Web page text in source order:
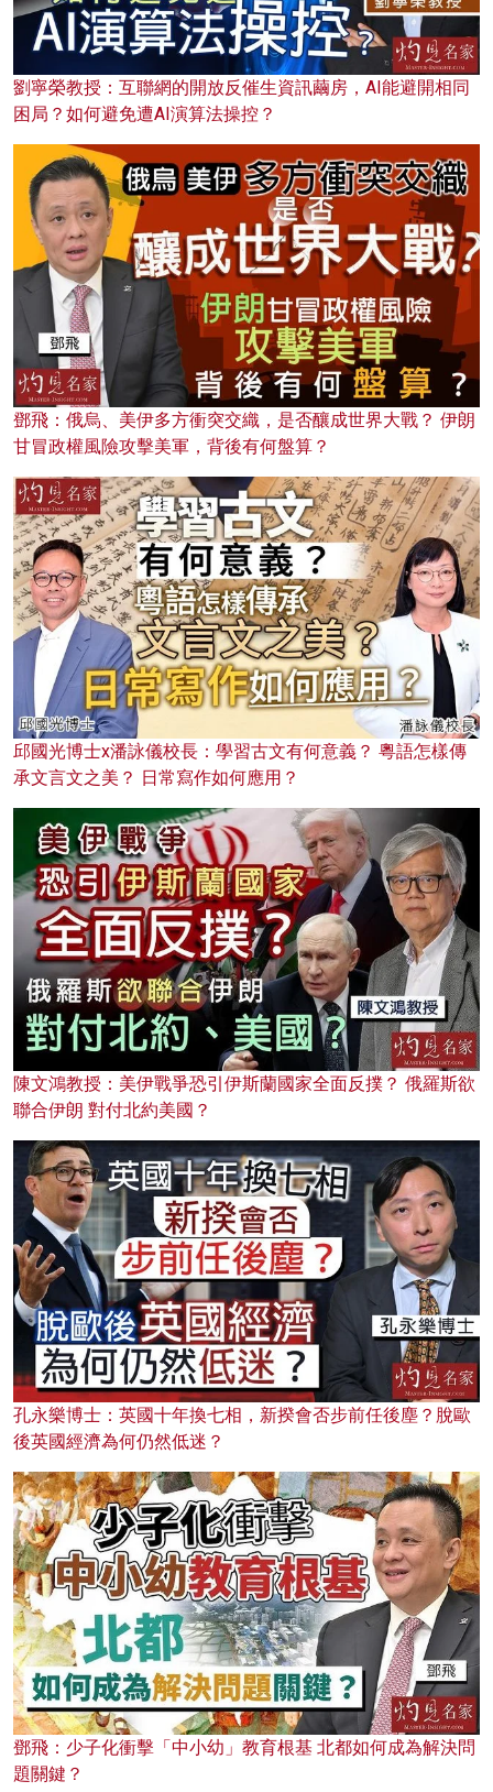
劉寧榮教授：互聯網的開放反催生資訊繭房，AI能避開相同
困局？如何避免遭AI演算法操控？
鄧飛：俄烏、美伊多方衝突交織，是否釀成世界大戰？ 伊朗
甘冒政權風險攻擊美軍，背後有何盤算？
邱國光博士x潘詠儀校長：學習古文有何意義？ 粵語怎樣傳
承文言文之美？ 日常寫作如何應用？
陳文鴻教授：美伊戰爭恐引伊斯蘭國家全面反撲？ 俄羅斯欲
聯合伊朗 對付北約美國？
孔永樂博士：英國十年換七相，新揆會否步前任後塵？脫歐
後英國經濟為何仍然低迷？
鄧飛：少子化衝擊「中小幼」教育根基 北都如何成為解決問
題關鍵？